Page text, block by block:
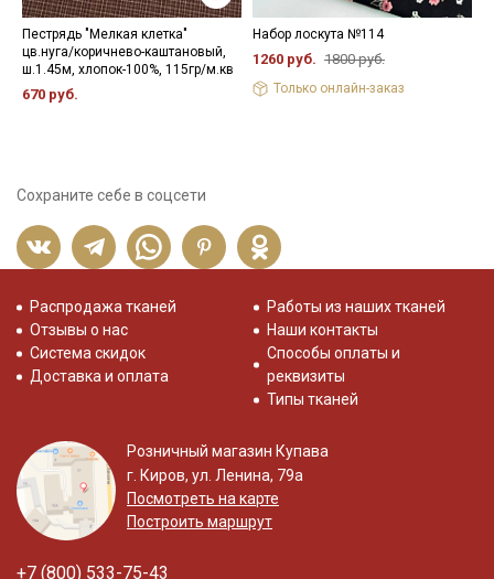
Пестрядь "Мелкая клетка"
цв.нуга/коричнево-каштановый,
ш.1.45м, хлопок-100%, 115гр/м.кв
670 руб.
Набор лоскута №114
1260 руб. 1800 руб.
Только онлайн-заказ
Сохраните себе в соцсети
Распродажа тканей
Отзывы о нас
Система скидок
Доставка и оплата
Работы из наших тканей
Наши контакты
Способы оплаты и
реквизиты
Типы тканей
Розничный магазин Купава
г. Киров, ул. Ленина, 79а
Посмотреть на карте
Построить маршрут
+7 (800) 533-75-43